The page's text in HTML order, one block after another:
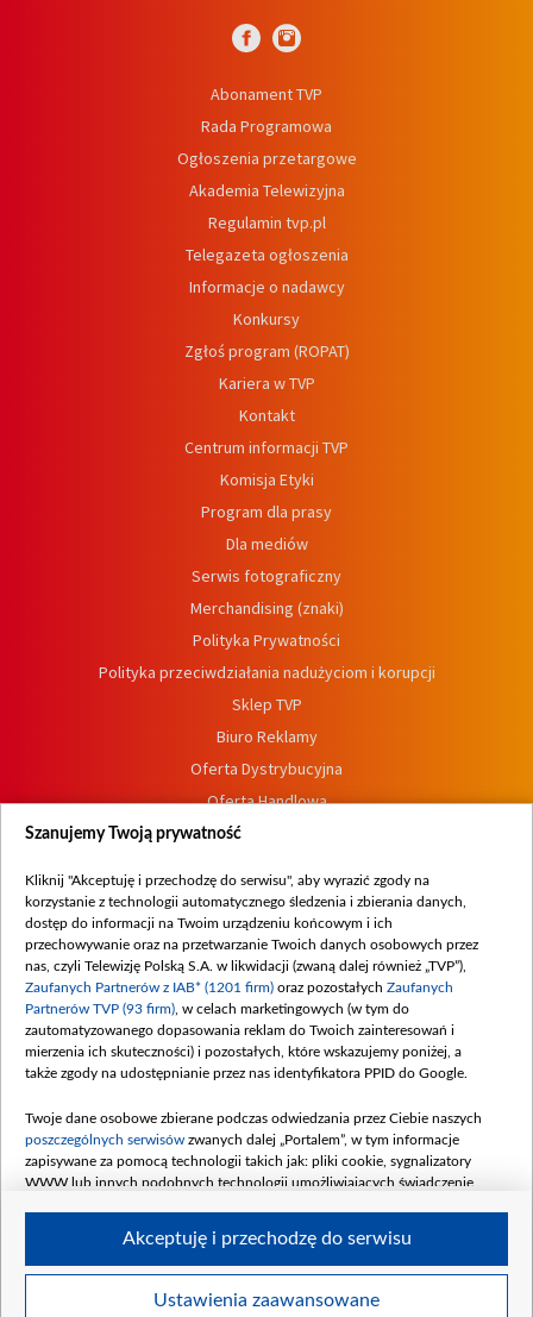
Abonament TVP
Rada Programowa
Ogłoszenia przetargowe
Akademia Telewizyjna
Regulamin tvp.pl
Telegazeta ogłoszenia
Informacje o nadawcy
Konkursy
Zgłoś program (ROPAT)
Kariera w TVP
Kontakt
Centrum informacji TVP
Komisja Etyki
Program dla prasy
Dla mediów
Serwis fotograficzny
Merchandising (znaki)
Polityka Prywatności
Polityka przeciwdziałania nadużyciom i korupcji
Sklep TVP
Biuro Reklamy
Oferta Dystrybucyjna
Oferta Handlowa
Dostępność
Procedura zgłoszeń wewnętrznych
Szanujemy Twoją prywatność
Kliknij "Akceptuję i przechodzę do serwisu", aby wyrazić zgody na
korzystanie z technologii automatycznego śledzenia i zbierania danych,
dostęp do informacji na Twoim urządzeniu końcowym i ich
przechowywanie oraz na przetwarzanie Twoich danych osobowych przez
nas, czyli Telewizję Polską S.A. w likwidacji (zwaną dalej również „TVP”),
Zaufanych Partnerów z IAB* (1201 firm) oraz pozostałych Zaufanych
Partnerów TVP (93 firm) , w celach marketingowych (w tym do
zautomatyzowanego dopasowania reklam do Twoich zainteresowań i
mierzenia ich skuteczności) i pozostałych, które wskazujemy poniżej, a
także zgody na udostępnianie przez nas identyfikatora PPID do Google.
Twoje dane osobowe zbierane podczas odwiedzania przez Ciebie naszych
poszczególnych serwisów zwanych dalej „Portalem”, w tym informacje
zapisywane za pomocą technologii takich jak: pliki cookie, sygnalizatory
WWW lub innych podobnych technologii umożliwiających świadczenie
Twoje dane osobowe zbierane podczas odwiedzania przez Ciebie
Ustawienia zaawansowane
Akceptuję i przechodzę do serwisu